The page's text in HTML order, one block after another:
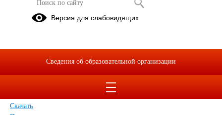
Положение об организации и
деятельности по дополнительным
общеобразовательным программам
Скачать
Версия для слабовидящих
Сведения об образовательной организации